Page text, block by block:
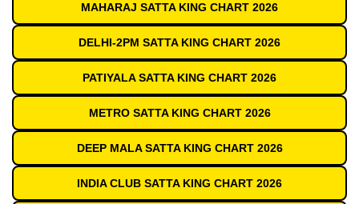
MAHARAJ SATTA KING CHART 2026
DELHI-2PM SATTA KING CHART 2026
PATIYALA SATTA KING CHART 2026
METRO SATTA KING CHART 2026
DEEP MALA SATTA KING CHART 2026
INDIA CLUB SATTA KING CHART 2026